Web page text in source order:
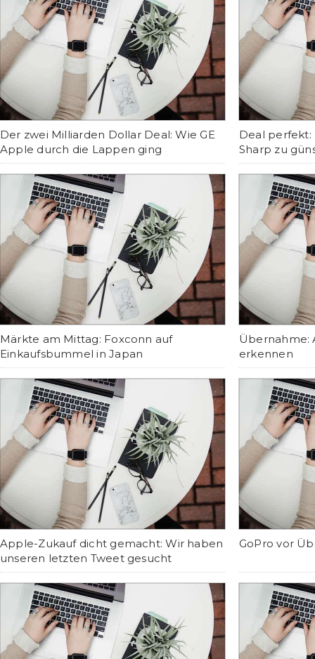
Der zwei Milliarden Dollar Deal: Wie GE
Apple durch die Lappen ging
Deal
Sharp zu
Märkte am Mittag: Foxconn auf
Einkaufsbummel in Japan
Übernahme:
erkennen
Apple-Zukauf dicht gemacht: Wir haben
unseren letzten Tweet gesucht
GoPro vor